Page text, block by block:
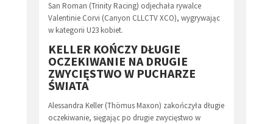
San Roman (Trinity Racing) odjechała rywalce
Valentinie Corvi (Canyon CLLCTV XCO), wygrywając
w kategorii U23 kobiet.
KELLER KOŃCZY DŁUGIE
OCZEKIWANIE NA DRUGIE
ZWYCIĘSTWO W PUCHARZE
ŚWIATA
Alessandra Keller (Thömus Maxon) zakończyła długie
oczekiwanie, sięgając po drugie zwycięstwo w